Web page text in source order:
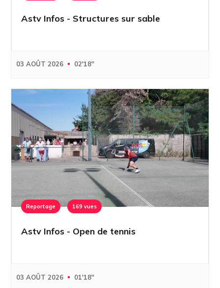
Astv Infos - Structures sur sable
03 AOÛT 2026 02'18''
Reportage 169 vues
Astv Infos - Open de tennis
03 AOÛT 2026 01'18''